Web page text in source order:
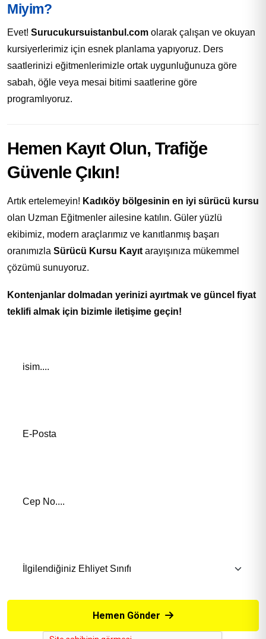
Miyim?
Evet! Surucukursuistanbul.com olarak çalışan ve okuyan
kursiyerlerimiz için esnek planlama yapıyoruz. Ders
saatlerinizi eğitmenlerimizle ortak uygunluğunuza göre
sabah, öğle veya mesai bitimi saatlerine göre
programlıyoruz.
Hemen Kayıt Olun, Trafiğe
Güvenle Çıkın!
Artık ertelemeyin! Kadıköy bölgesinin en iyi sürücü kursu
olan Uzman Eğitmenler ailesine katılın. Güler yüzlü
ekibimiz, modern araçlarımız ve kanıtlanmış başarı
oranımızla Sürücü Kursu Kayıt arayışınıza mükemmel
çözümü sunuyoruz.
Kontenjanlar dolmadan yerinizi ayırtmak ve güncel fiyat
teklifi almak için bizimle iletişime geçin!
Hemen Gönder